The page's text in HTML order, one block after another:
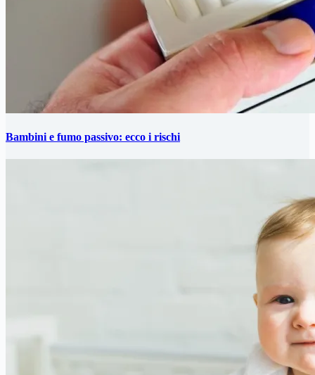
Bambini e fumo passivo: ecco i rischi